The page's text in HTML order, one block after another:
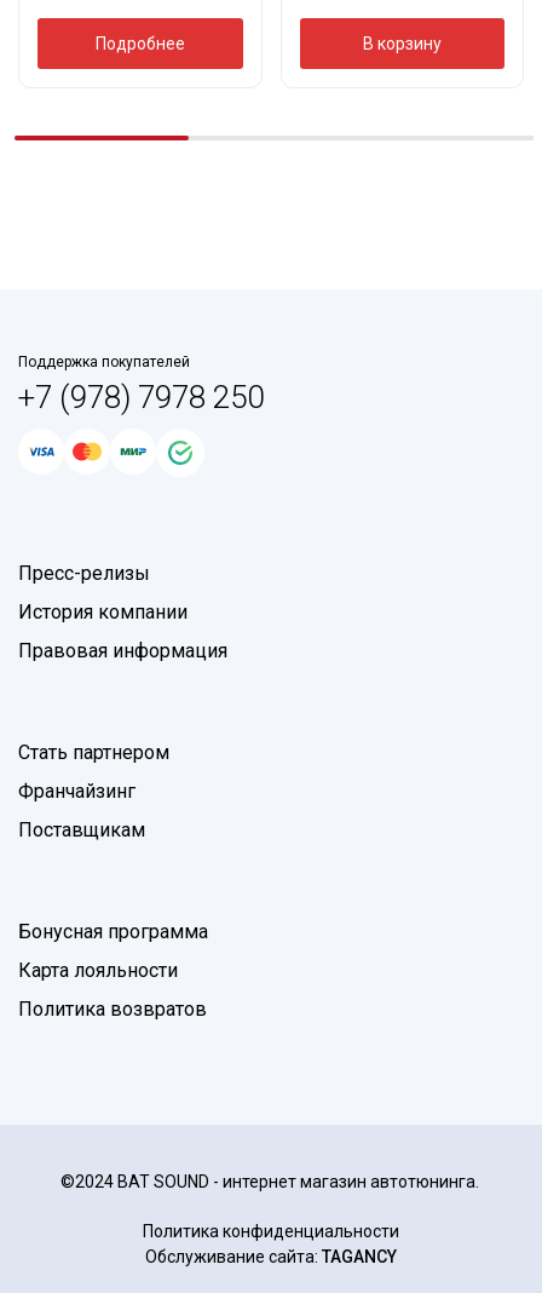
Подробнее В корзину
Поддержка покупателей
+7 (978) 7978 250
Пресс-релизы
История компании
Правовая информация
Стать партнером
Франчайзинг
Поставщикам
Бонусная программа
Карта лояльности
Политика возвратов
©2024 BAT SOUND - интернет магазин автотюнинга.
Политика конфиденциальности
Обслуживание сайта: TAGANCY